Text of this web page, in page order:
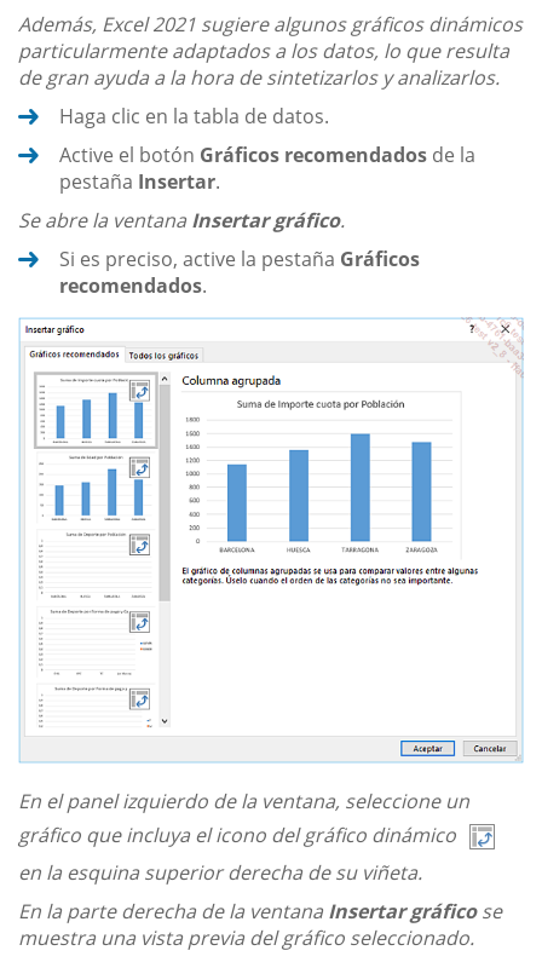
Además, Excel 2021 sugiere algunos gráficos dinámicos
particularmente adaptados a los datos, lo que resulta
de gran ayuda a la hora de sintetizarlos y analizarlos.
Haga clic en la tabla de datos.
Active el botón Gráficos recomendados de la
pestaña Insertar.
Se abre la ventana Insertar gráfico.
Si es preciso, active la pestaña Gráficos
recomendados.
En el panel izquierdo de la ventana, seleccione un
gráfico que incluya el icono del gráfico dinámico
en la esquina superior derecha de su viñeta.
En la parte derecha de la ventana Insertar gráficose
muestra una vista previa del gráfico seleccionado.